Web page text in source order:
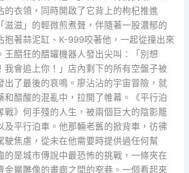
的衣領，同時開啟了它背上的枸杞推進
滋滋」的輕微煎煮聲，伴隨著一股濃郁的
抱著蒜泥缸、K-999咬著他，一起從撞出來
王醋狂的醋罐機器人發出尖叫：「別想
我會追上你！」店內剩下的所有空盤子被
出了最後的哀鳴。廖沾沾的宇宙冒險，就
和醋酸的混亂中，拉開了帷幕。《平行泊
戰》何手殘的人生，被兩個巨大的陰影籠
及平行泊車。他那輛老舊的掀背車，彷彿
駛焦慮，從未在他需要時提供過任何幫
的是城市傳說中最恐怖的挑戰，一條夾在
金屬雕像的畫廊之間的窄巷。一個看起來